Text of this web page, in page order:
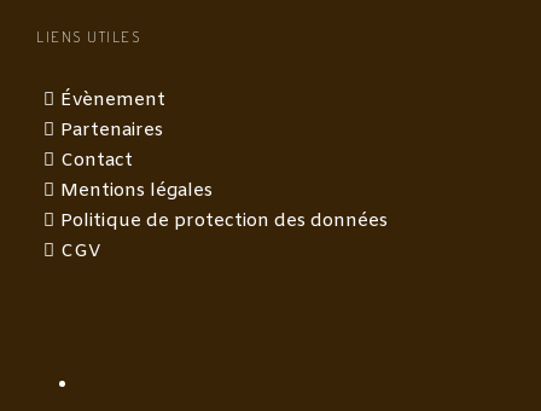
LIENS UTILES
Évènement
Partenaires
Contact
Mentions légales
Politique de protection des données
CGV